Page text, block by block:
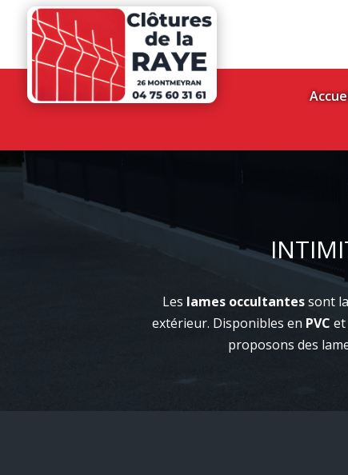
Les lames occultantessont
extérieur. Disponibles en PVC et
proposons des